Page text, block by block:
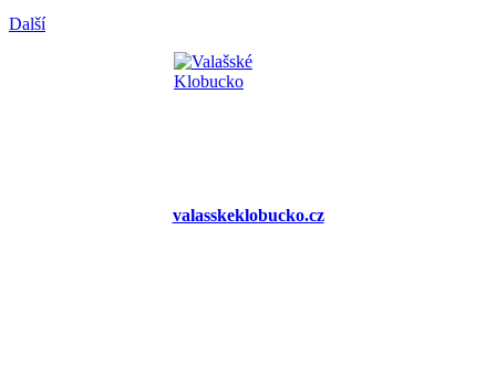
Další
valasskeklobucko.cz